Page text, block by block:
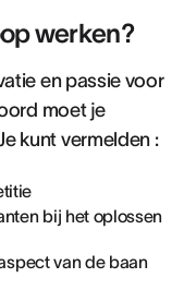
werken?
en passie voor
moet je
kunt vermelden :
bij het oplossen
van de baan